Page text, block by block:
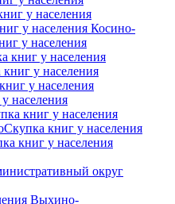
у населения
у населения Косино-
у населения
книг у населения
у населения
у населения
населения
книг у населения
Скупка книг у населения
книг у населения
округ
Выхино-